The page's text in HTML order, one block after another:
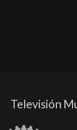
Televisión